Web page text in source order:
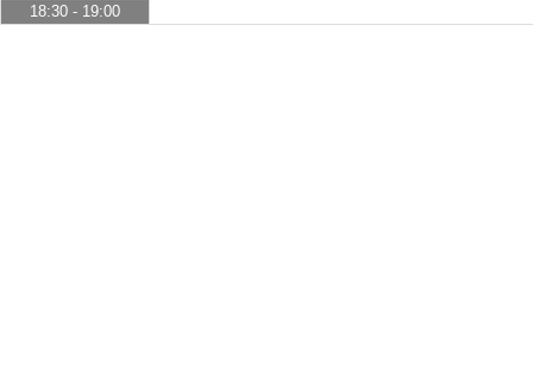
18:30 - 19:00